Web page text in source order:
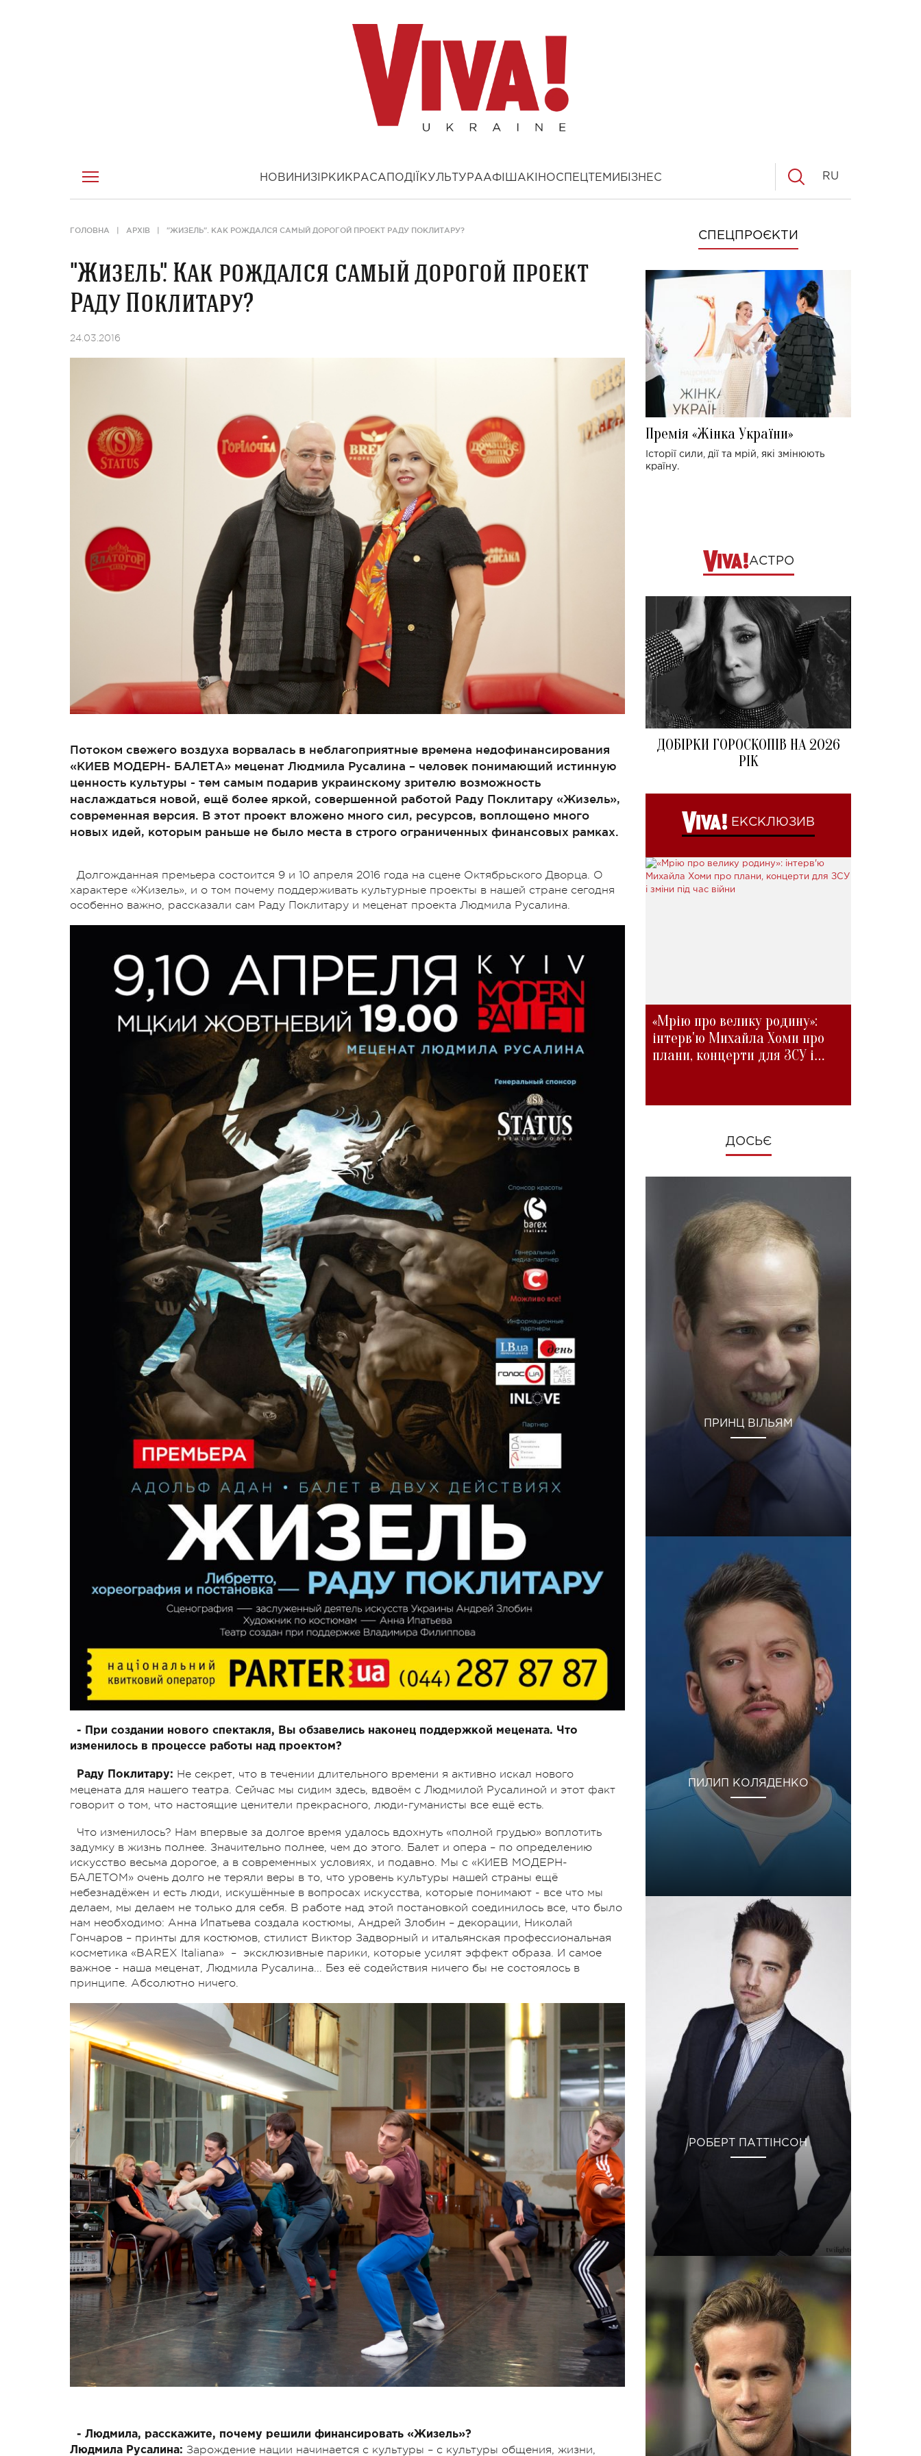
НОВИНИ ЗІРКИ КРАСА ПОДІЇ КУЛЬТУРААФІША КІНОСПЕЦТЕМИ БІЗНЕС RU
ГОЛОВНА АРХІВ "ЖИЗЕЛЬ". КАК РОЖДАЛСЯ САМЫЙ ДОРОГОЙ ПРОЕКТ РАДУ ПОКЛИТАРУ?
"Жизель". Как рождался самый дорогой проект
Раду Поклитару?
24.03.2016
Потоком свежего воздуха ворвалась в неблагоприятные времена недофинансирования
«КИЕВ МОДЕРН- БАЛЕТА» меценат Людмила Русалина – человек понимающий истинную
ценность культуры - тем самым подарив украинскому зрителю возможность
наслаждаться новой, ещё более яркой, совершенной работой Раду Поклитару «Жизель»,
современная версия. В этот проект вложено много сил, ресурсов, воплощено много
новых идей, которым раньше не было места в строго ограниченных финансовых рамках.
Долгожданная премьера состоится 9 и 10 апреля 2016 года на сцене Октябрьского Дворца. О
характере «Жизель», и о том почему поддерживать культурные проекты в нашей стране сегодня
особенно важно, рассказали сам Раду Поклитару и меценат проекта Людмила Русалина.
- При создании нового спектакля, Вы обзавелись наконец поддержкой мецената. Что
изменилось в процессе работы над проектом?
Раду Поклитару: Не секрет, что в течении длительного времени я активно искал нового
мецената для нашего театра. Сейчас мы сидим здесь, вдвоём с Людмилой Русалиной и этот факт
говорит о том, что настоящие ценители прекрасного, люди-гуманисты все ещё есть.
Что изменилось? Нам впервые за долгое время удалось вдохнуть «полной грудью» воплотить
задумку в жизнь полнее. Значительно полнее, чем до этого. Балет и опера – по определению
искусство весьма дорогое, а в современных условиях, и подавно. Мы с «КИЕВ МОДЕРН-
БАЛЕТОМ» очень долго не теряли веры в то, что уровень культуры нашей страны ещё
небезнадёжен и есть люди, искушённые в вопросах искусства, которые понимают - все что мы
делаем, мы делаем не только для себя. В работе над этой постановкой соединилось все, что было
нам необходимо: Анна Ипатьева создала костюмы, Андрей Злобин – декорации, Николай
Гончаров – принты для костюмов, стилист Виктор Задворный и итальянская профессиональная
косметика «BAREX Italiana» – эксклюзивные парики, которые усилят эффект образа. И самое
важное - наша меценат, Людмила Русалина... Без её содействия ничего бы не состоялось в
принципе. Абсолютно ничего.
- Людмила, расскажите, почему решили финансировать «Жизель»?
Людмила Русалина: Зарождение нации начинается с культуры – с культуры общения, жизни,
СПЕЦПРОЄКТИ
Премія «Жінка України»
Історії сили, дії та мрій, які змінюють
країну.
АСТРО
ДОБІРКИ ГОРОСКОПІВ НА 2026
РІК
ЕКСКЛЮЗИВ
«Мрію про велику родину»:
інтерв'ю Михайла Хоми про
плани, концерти для ЗСУ і
ДОСЬЄ
ПРИНЦ ВІЛЬЯМ
ПИЛИП КОЛЯДЕНКО
РОБЕРТ ПАТТІНСОН